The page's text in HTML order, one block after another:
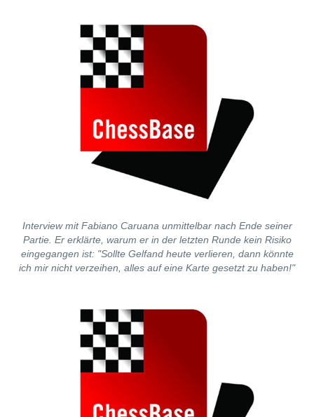
Interview mit Fabiano Caruana unmittelbar nach Ende seiner
Partie. Er erklärte, warum er in der letzten Runde kein Risiko
eingegangen ist: "Sollte Gelfand heute verlieren, dann könnte
ich mir nicht verzeihen, alles auf eine Karte gesetzt zu haben!"